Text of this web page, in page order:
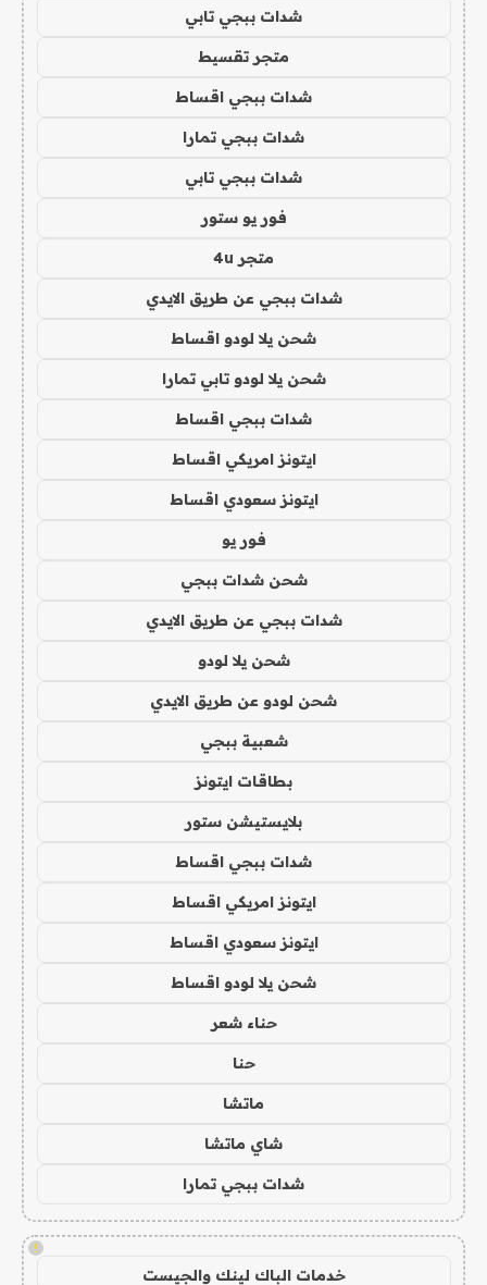
شدات ببجي تابي
متجر تقسيط
شدات ببجي اقساط
شدات ببجي تمارا
شدات ببجي تابي
فور يو ستور
متجر 4u
شدات ببجي عن طريق الايدي
شحن يلا لودو اقساط
شحن يلا لودو تابي تمارا
شدات ببجي اقساط
ايتونز امريكي اقساط
ايتونز سعودي اقساط
فور يو
شحن شدات ببجي
شدات ببجي عن طريق الايدي
شحن يلا لودو
شحن لودو عن طريق الايدي
شعبية ببجي
بطاقات ايتونز
بلايستيشن ستور
شدات ببجي اقساط
ايتونز امريكي اقساط
ايتونز سعودي اقساط
شحن يلا لودو اقساط
حناء شعر
حنا
ماتشا
شاي ماتشا
شدات ببجي تمارا
!
خدمات الباك لينك والجيست